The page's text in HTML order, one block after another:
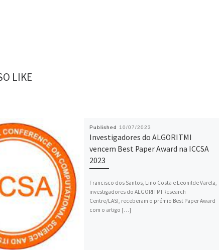
LIKE
Published 10/07/2023
Investigadores do ALGORITMI
vencem Best Paper Award na ICCSA
2023
Francisco dos Santos, Lino Costa e Leonilde Varela,
investigadores do ALGORITMI Research
Centre/LASI, receberam o prémio Best Paper Award
com o artigo […]